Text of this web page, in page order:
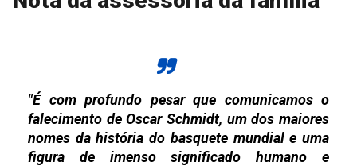
"É com profundo pesar que comunicamos o
falecimento de Oscar Schmidt, um dos maiores
nomes da história do basquete mundial e uma
figura de imenso significado humano e